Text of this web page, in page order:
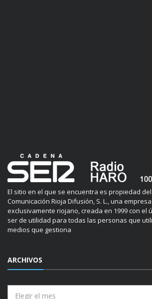
El sitio en el que se encuentra es propiedad
Comunicación Rioja Difusión, S. L., una
exclusivamente riojano, creada en 1999 con el
ser de utilidad para todas las personas que
medios que gestiona
ARCHIVOS